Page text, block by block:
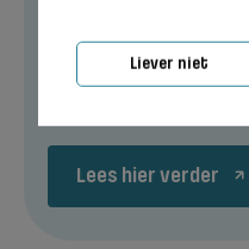
Liever niet
Wil je meer weten
Lees hier verder